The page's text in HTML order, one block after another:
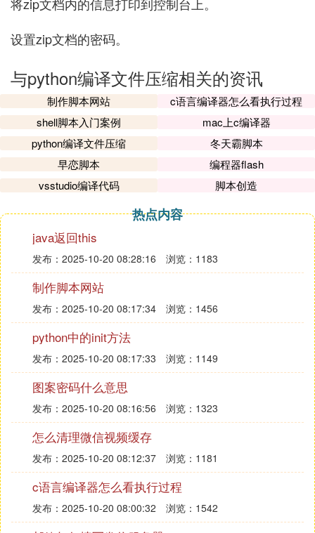
设置zip文档的密码。
与python编译文件压缩相关的资讯
制作脚本网站
c语言编译器怎么看执行过程
shell脚本入门案例
mac上c编译器
python编译文件压缩
冬天霸脚本
早恋脚本
编程器flash
vsstudio编译代码
脚本创造
热点内容
java返回this
发布：2025-10-20 08:28:16 浏览：1183
制作脚本网站
发布：2025-10-20 08:17:34 浏览：1456
python中的init方法
发布：2025-10-20 08:17:33 浏览：1149
图案密码什么意思
发布：2025-10-20 08:16:56 浏览：1323
怎么清理微信视频缓存
发布：2025-10-20 08:12:37 浏览：1181
c语言编译器怎么看执行过程
发布：2025-10-20 08:00:32 浏览：1542